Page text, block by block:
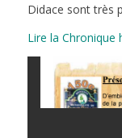
Didace sont très
Lire la Chronique